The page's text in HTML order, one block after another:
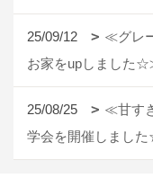
25/09/12
≪グレ
お家をupしました
25/08/25
≪甘す
学会を開催しまし